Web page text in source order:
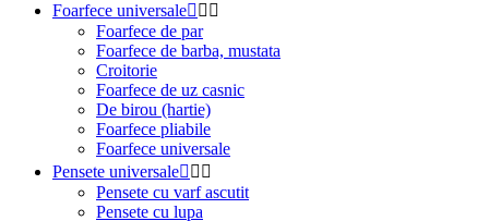
Foarfece universale  
Foarfece de par
Foarfece de barba, mustata
Croitorie
Foarfece de uz casnic
De birou (hartie)
Foarfece pliabile
Foarfece universale
Pensete universale  
Pensete cu varf ascutit
Pensete cu lupa